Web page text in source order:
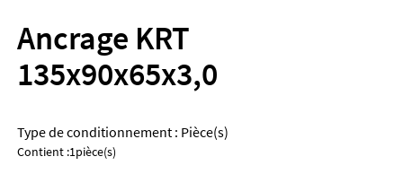
Ancrage KRT
135x90x65x3,0
Type de conditionnement : Pièce(s)
Contient :1pièce(s)